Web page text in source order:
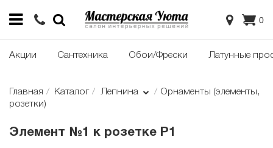
0
Акции Сантехника Обои/Фрески Латунные
Главная Каталог Лепнина
Орнаменты (элементы,
розетки)
Элемент №1 к розетке Р1